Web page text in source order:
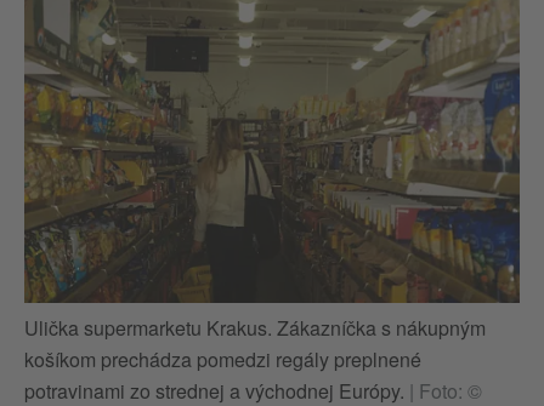
Ulička supermarketu Krakus. Zákazníčka s nákupným
košíkom prechádza pomedzi regály preplnené
potravinami zo strednej a východnej Európy. | Foto: ©